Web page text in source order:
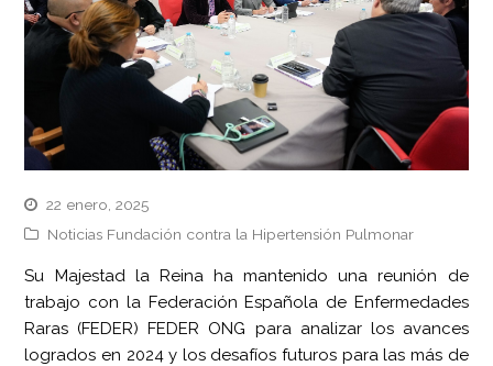
22 enero, 2025
Noticias Fundación contra la Hipertensión Pulmonar
Su Majestad la Reina ha mantenido una reunión de
trabajo con la Federación Española de Enfermedades
Raras (FEDER) FEDER ONG para analizar los avances
logrados en 2024 y los desafíos futuros para las más de